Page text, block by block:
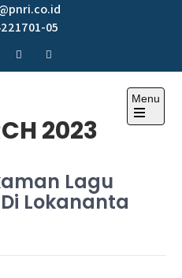
05
Menu
2023
Lagu
Lokananta